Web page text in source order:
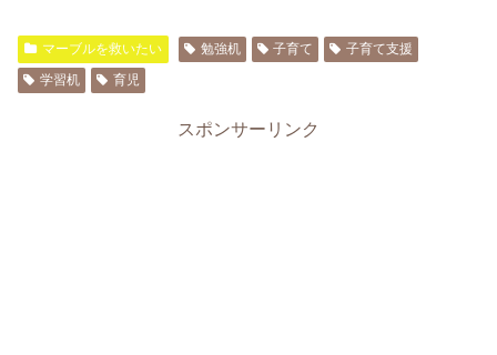
マーブルを救いたい 勉強机 子育て
子育て支援
学習机
育児
スポンサーリンク